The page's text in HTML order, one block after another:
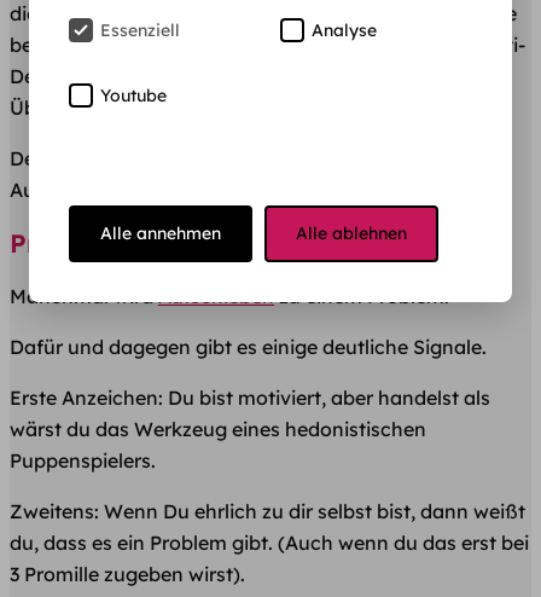
diesem Fall ist Aufschieberitis zumindest kurzzeitig, die
beste Beruhigungspille.
Prokrastination ein billiges Anti-
Depressiva und schützt dich vor Stress und
Überforderung.
Deshalb: hast du dich schon einmal bei deiner
Aufschieberitis bedankt?
Prokrastination ist ein Problem
Manchmal wirdAufschiebenzu einem Problem.
Dafür und dagegen gibt es einige deutliche Signale.
Erste Anzeichen: Du bist motiviert, aber handelst als
wärst du das Werkzeug eines hedonistischen
Puppenspielers.
Zweitens: Wenn Du ehrlich zu dir selbst bist, dann weißt
du, dass es ein Problem gibt. (Auch wenn du das erst bei
3 Promille zugeben wirst).
Essenziell Analyse
Youtube
Alle annehmen Alle ablehnen